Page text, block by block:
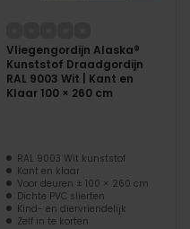
Vliegengordijn Alaska®
Kunststof Draadgordijn
RAL 9003 Wit | Kant en
Klaar 100 × 260 cm
RAL 9003 Wit kunststof
Kant en klaar
Voor deuren ± 100 × 260 cm
Dichte PVC slierten
Kind- en diervriendelijk
Zelf in te korten